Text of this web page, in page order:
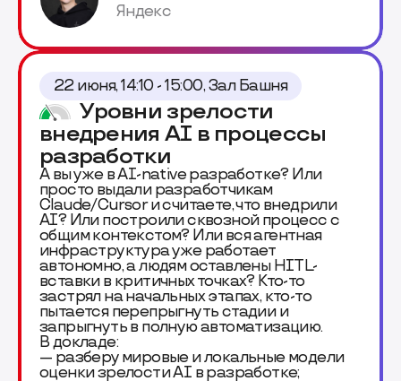
Яндекс
22 июня, 14:10 - 15:00, Зал Башня
Уровни зрелости
внедрения AI в процессы
разработки
А вы уже в AI-native разработке? Или
просто выдали разработчикам
Claude/Cursor и считаете, что внедрили
AI? Или построили сквозной процесс с
общим контекстом? Или вся агентная
инфраструктура уже работает
автономно, а людям оставлены HITL-
вставки в критичных точках? Кто-то
застрял на начальных этапах, кто-то
пытается перепрыгнуть стадии и
запрыгнуть в полную автоматизацию.
В докладе:
— разберу мировые и локальные модели
оценки зрелости AI в разработке;